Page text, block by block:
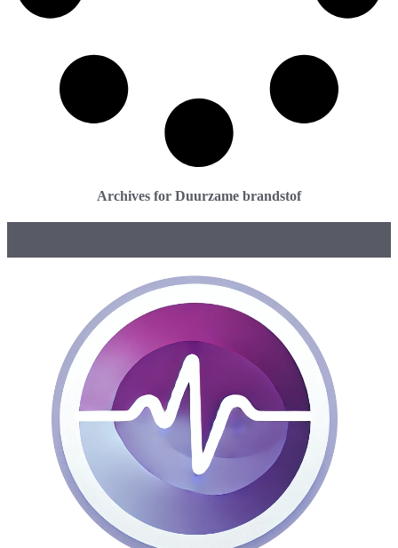
Archives for Duurzame brandstof